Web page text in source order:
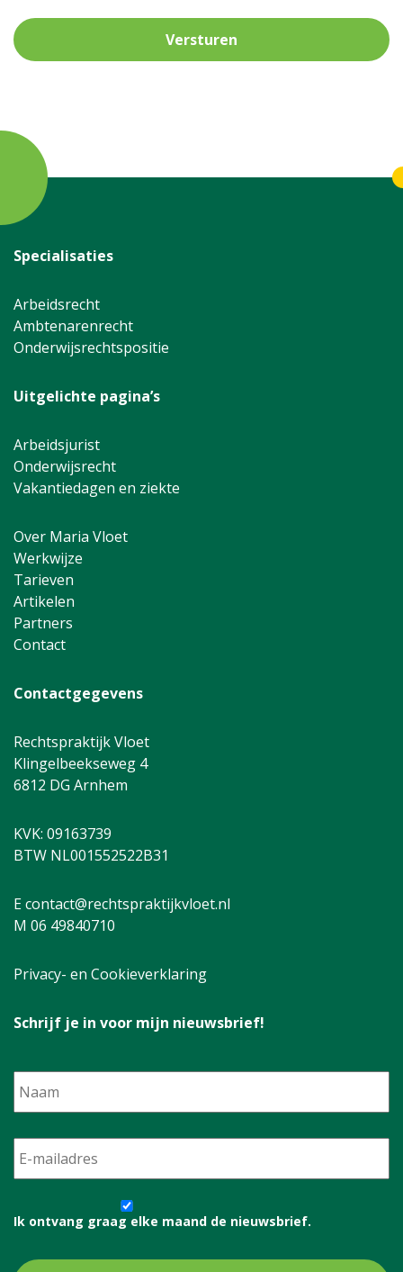
Specialisaties
Arbeidsrecht
Ambtenarenrecht
Onderwijsrechtspositie
Uitgelichte pagina’s
Arbeidsjurist
Onderwijsrecht
Vakantiedagen en ziekte
Over Maria Vloet
Werkwijze
Tarieven
Artikelen
Partners
Contact
Contactgegevens
Rechtspraktijk Vloet
Klingelbeekseweg 4
6812 DG Arnhem
KVK: 09163739
BTW NL001552522B31
E contact@rechtspraktijkvloet.nl
M 06 49840710
Privacy- en Cookieverklaring
Schrijf je in voor mijn nieuwsbrief!
Naam
E-
mailadres *
ontvang
elke
Ik ontvang graag elke maand de nieuwsbrief.